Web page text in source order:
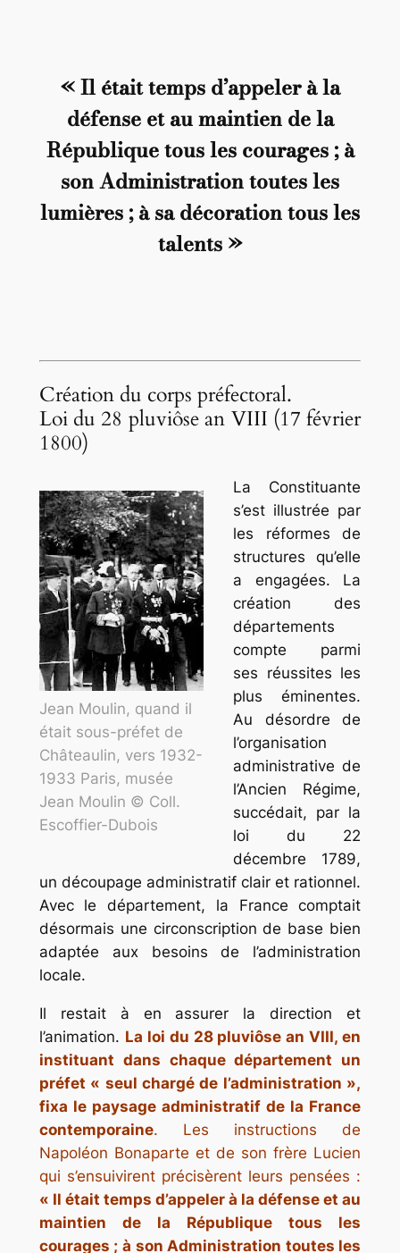
« Il était temps d’appeler à la
défense et au maintien de la
République tous les courages ; à
son Administration toutes les
lumières ; à sa décoration tous les
talents »
Création du corps préfectoral.
Loi du 28 pluviôse an VIII (17 février
1800)
Jean Moulin, quand il
était sous-préfet de
Châteaulin, vers 1932-
1933 Paris, musée
Jean Moulin © Coll.
Escoffier-Dubois
La Constituante
s’est illustrée par
les réformes de
structures qu’elle
a engagées. La
création des
départements
compte parmi
ses réussites les
plus éminentes.
Au désordre de
l’organisation
administrative de
l’Ancien Régime,
succédait, par la
loi du 22
décembre 1789,
un découpage administratif clair et rationnel.
Avec le département, la France comptait
désormais une circonscription de base bien
adaptée aux besoins de l’administration
locale.
Il restait à en assurer la direction et
l’animation. La loi du 28 pluviôse an VIII, en
instituant dans chaque département un
préfet « seul chargé de l’administration »,
fixa le paysage administratif de la France
contemporaine. Les instructions de
Napoléon Bonaparte et de son frère Lucien
qui s’ensuivirent précisèrent leurs pensées :
« Il était temps d’appeler à la défense et au
maintien de la République tous les
courages ; à son Administration toutes les